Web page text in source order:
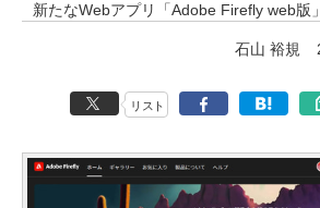
新たなWebアプリ「Adobe Firefly web版
石山 裕規
リスト